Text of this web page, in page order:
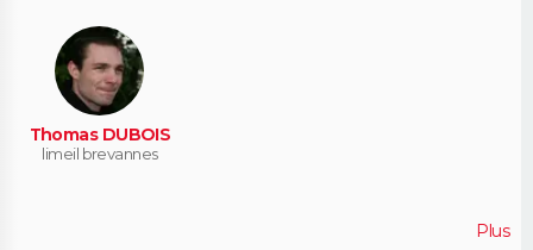
Thomas DUBOIS
limeil brevannes
Plus